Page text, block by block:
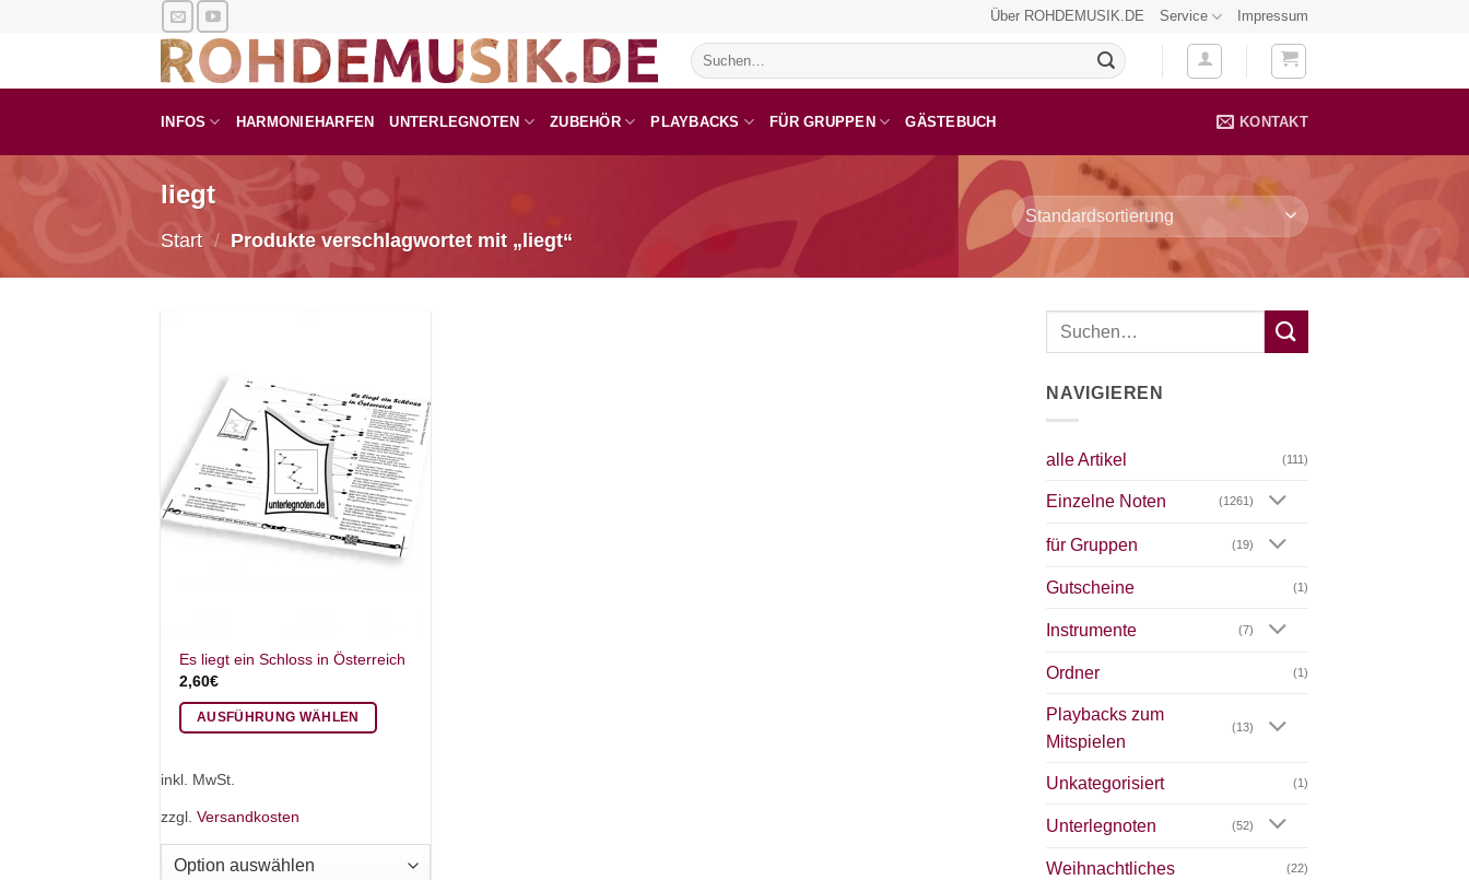
Über ROHDEMUSIK.DE Service Impressum
Suchen
nach:
INFOS HARMONIEHARFEN UNTERLEGNOTEN ZUBEHÖR PLAYBACKS FÜR GRUPPEN GÄSTEBUCH KONTAKT
liegt
Start / Produkte verschlagwortet mit „liegt“
Es liegt ein Schloss in Österreich
2,60€
AUSFÜHRUNG WÄHLEN
mehrere
Varianten
auf.
inkl. MwSt.
zzgl. Versandkosten
NAVIGIEREN
alle Artikel (111)
Einzelne Noten (1261)
für Gruppen (19)
Gutscheine (1)
Instrumente (7)
Ordner (1)
Playbacks zum
Mitspielen
(13)
Unkategorisiert (1)
Unterlegnoten (52)
Weihnachtliches (22)